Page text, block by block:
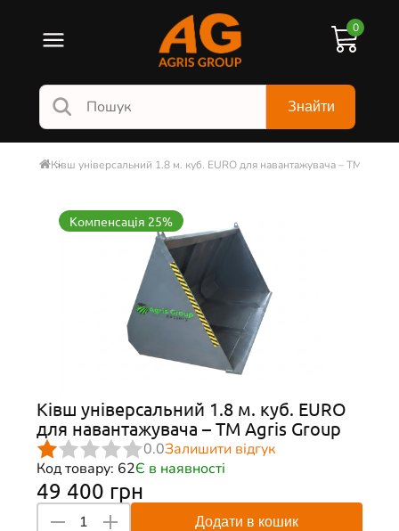
0
Знайти
Ківш універсальний 1.8 м. куб. EURO для навантажувача – ТМ Agris
Компенсація 25%
Ківш універсальний 1.8 м. куб. EURO
для навантажувача – ТМ Agris Group
0.0Залишити відгук
Код товару: 62Є в наявності
49 400 грн
Додати в кошик